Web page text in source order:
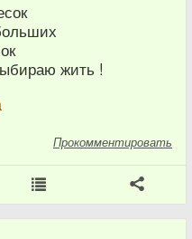
жить !
Прокомментировать